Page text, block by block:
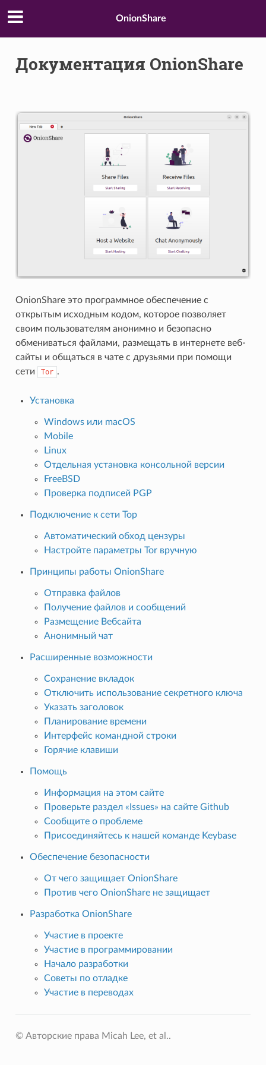
OnionShare
Документация OnionShare
OnionShare это программное обеспечение с
открытым исходным кодом, которое позволяет
своим пользователям анонимно и безопасно
обмениваться файлами, размещать в интернете веб-
сайты и общаться в чате с друзьями при помощи
сети
Tor .
Установка
Windows или macOS
Mobile
Linux
Отдельная установка консольной версии
FreeBSD
Проверка подписей PGP
Подключение к сети Тор
Автоматический обход цензуры
Настройте параметры Tor вручную
Принципы работы OnionShare
Отправка файлов
Получение файлов и сообщений
Размещение Вебсайта
Анонимный чат
Расширенные возможности
Сохранение вкладок
Отключить использование секретного ключа
Указать заголовок
Планирование времени
Интерфейс командной строки
Горячие клавиши
Помощь
Информация на этом сайте
Проверьте раздел «Issues» на сайте Github
Сообщите о проблеме
Присоединяйтесь к нашей команде Keybase
Обеспечение безопасности
От чего защищает OnionShare
Против чего OnionShare не защищает
Разработка OnionShare
Участие в проекте
Участие в программировании
Начало разработки
Советы по отладке
Участие в переводах
© Авторские права Micah Lee, et al..